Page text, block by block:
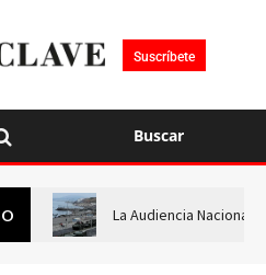
Suscríbete
Buscar
La Audiencia Nacional